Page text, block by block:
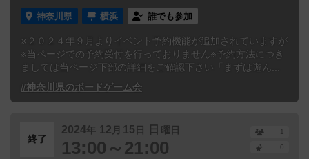
神奈川県 横浜 誰でも参加
※２０２４年９月よりイベント予約機能が追加されていますが
※当ページでの予約受付を行っておりません※予約方法につき
ましては当ページ下部の詳細をご確認下さい「まずは遊ん...
#神奈川県のボードゲーム会
終了
2024年 12 月 15 日 日 曜日
13:00～21:00
1
0